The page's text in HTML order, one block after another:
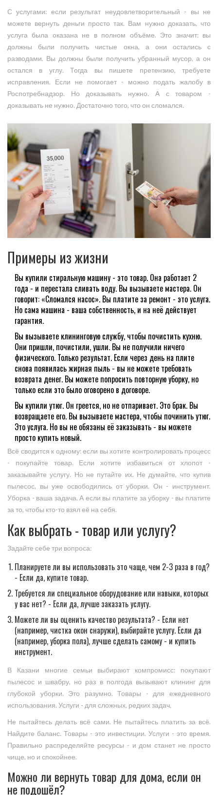
С услугами: если результат неудовлетворительный - вы не
можете вернуть деньги просто так. Вам нужно доказать, что
услуга была оказана не в полном объёме. Это значит: вы
должны были получить чистые окна, а они остались с
разводами. Вы должны были получить убранный мусор, а он
остался в углу. Тогда вы пишете претензию, требуете
исправления. Если не помогает - можно подать жалобу в
Роспотребнадзор. Но доказывать нужно. А с товаром -
доказывать не нужно. Достаточно того, что он сломался.
Примеры из жизни
Вы купили стиральную машину - это товар. Она работает 2
года - и перестала сливать воду. Вы вызываете мастера. Он
говорит: «Сломался насос». Вы платите за ремонт - это услуга.
Но сама машина - ваша собственность, и на неё действует
гарантия.
Вы вызываете клининговую службу, чтобы почистить кухню.
Они пришли, почистили, ушли. Вы не получили ничего
физического. Только результат. Если через день на плите
снова появилась жирная пыль - вы не можете требовать
возврата денег. Вы можете попросить повторную уборку, но
только если это было оговорено в договоре.
Вы купили утюг. Он греется, но не отпаривает. Это брак. Вы
возвращаете его. Вы вызываете мастера, чтобы починить утюг.
Это услуга. Но вы не обязаны её заказывать - вы можете
просто купить новый.
Всё сводится к одному: если вы хотите контролировать процесс
- покупайте товар. Если хотите избавиться от хлопот -
заказывайте услугу. Но не путайте их. Не думайте, что купив
пылесос, вы уже освободились от уборки. Он - инструмент.
Уборка - ваша задача. А если вы платите за уборку - вы платите
за то, чтобы кто-то взял её на себя.
Как выбрать - товар или услугу?
Задайте себе три вопроса:
Планируете ли вы использовать это чаще, чем 2-3 раза в год?
- Если да, купите товар.
Требуется ли специальное оборудование или навыки, которых
у вас нет? - Если да, лучше заказать услугу.
Можете ли вы оценить качество результата? - Если нет
(например, чистка окон снаружи), выбирайте услугу. Если да
(например, уборка пола), лучше сделать самому - и купить
инструмент.
В Казани многие семьи выбирают компромисс: покупают
пылесос и швабру, но раз в полгода вызывают клининг для
глубокой уборки. Это разумно. Товары - для ежедневного
использования. Услуги - для сложных, редких задач.
Не пытайтесь делать всё сами. Не пытайтесь платить за всё.
Найдите баланс. Товары - это инвестиции. Услуги - это время.
Правильно распределяйте ресурсы - и дом станет не просто
чище, но и спокойнее.
Можно ли вернуть товар для дома, если он
не подошёл?